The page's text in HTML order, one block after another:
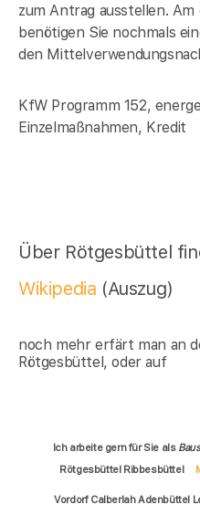
zum Antrag ausstellen.
benötigen Sie nochmals
den
KfW Programm 152,
Einzelmaßnahmen, Kredit
Über Rötgesbüttel
Wikipedia (Auszug)
noch mehr erfärt man an
Rötgesbüttel, oder auf
Ich arbeite gern für Sie als
Rötgesbüttel Ribbesbüttel
Vordorf Calberlah Adenbüttel